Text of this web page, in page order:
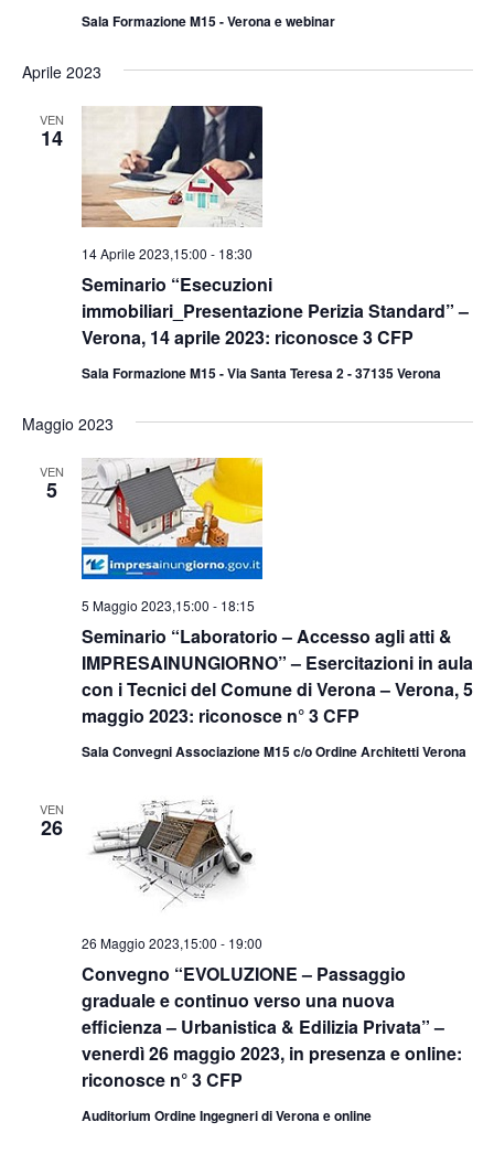
Sala Formazione M15 - Verona e webinar
Aprile 2023
VEN
14
Seminario “Esecuzioni
immobiliari_Presentazione Perizia Standard” –
Verona, 14 aprile 2023: riconosce 3 CFP
14 Aprile 2023,15:00 - 18:30
Sala Formazione M15 - Via Santa Teresa 2 - 37135 Verona
Maggio 2023
VEN
5
Seminario “Laboratorio – Accesso agli atti &
IMPRESAINUNGIORNO” – Esercitazioni in aula
con i Tecnici del Comune di Verona – Verona, 5
maggio 2023: riconosce n° 3 CFP
5 Maggio 2023,15:00 - 18:15
Sala Convegni Associazione M15 c/o Ordine Architetti Verona
VEN
26
Convegno “EVOLUZIONE – Passaggio
graduale e continuo verso una nuova
efficienza – Urbanistica & Edilizia Privata” –
venerdì 26 maggio 2023, in presenza e online:
riconosce n° 3 CFP
26 Maggio 2023,15:00 - 19:00
Auditorium Ordine Ingegneri di Verona e online